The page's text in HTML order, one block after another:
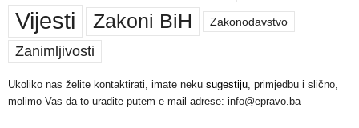
Vijesti Zakoni BiH Zakonodavstvo
Zanimljivosti
Ukoliko nas želite kontaktirati, imate neku sugestiju, primjedbu i slično,
molimo Vas da to uradite putem e-mail adrese: info@epravo.ba